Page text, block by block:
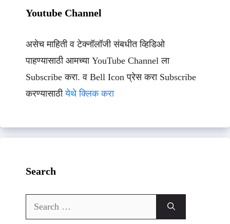
Youtube Channel
असेच माहिती व टेक्नॉलॉजी संबधीत व्हिडिओ
पाहण्यासाठी आमच्या YouTube Channel ला
Subscribe करा. व Bell Icon प्रेस करा Subscribe
करण्यासाठीयेथे क्लिक करा
Search
Search
for: